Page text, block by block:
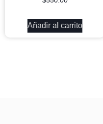
Añadir al carrito